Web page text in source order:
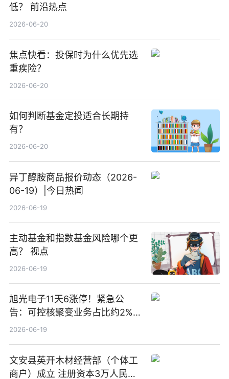
低？ 前沿热点
2026-06-20
焦点快看：投保时为什么优先选
重疾险？
2026-06-20
如何判断基金定投适合长期持
有？
2026-06-20
异丁醇胺商品报价动态（2026-
06-19）|今日热闻
2026-06-19
主动基金和指数基金风险哪个更
高？ 视点
2026-06-19
旭光电子11天6涨停！紧急公
告：可控核聚变业务占比约2%！
前沿热点
2026-06-19
文安县英开木材经营部（个体工
商户）成立 注册资本3万人民币